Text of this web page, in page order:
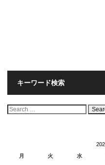
キーワード検索
検
索:
月
火 水